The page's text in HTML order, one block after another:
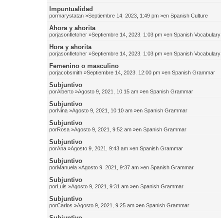
Impuntualidad
pormarystatan »Septiembre 14, 2023, 1:49 pm »en Spanish Culture
Ahora y ahorita
porjasonfletcher »Septiembre 14, 2023, 1:03 pm »en Spanish Vocabulary
Hora y ahorita
porjasonfletcher »Septiembre 14, 2023, 1:03 pm »en Spanish Vocabulary
Femenino o masculino
porjacobsmith »Septiembre 14, 2023, 12:00 pm »en Spanish Grammar
Subjuntivo
porAlberto »Agosto 9, 2021, 10:15 am »en Spanish Grammar
Subjuntivo
porNina »Agosto 9, 2021, 10:10 am »en Spanish Grammar
Subjuntivo
porRosa »Agosto 9, 2021, 9:52 am »en Spanish Grammar
Subjuntivo
porAna »Agosto 9, 2021, 9:43 am »en Spanish Grammar
Subjuntivo
porManuela »Agosto 9, 2021, 9:37 am »en Spanish Grammar
Subjuntivo
porLuis »Agosto 9, 2021, 9:31 am »en Spanish Grammar
Subjuntivo
porCarlos »Agosto 9, 2021, 9:25 am »en Spanish Grammar